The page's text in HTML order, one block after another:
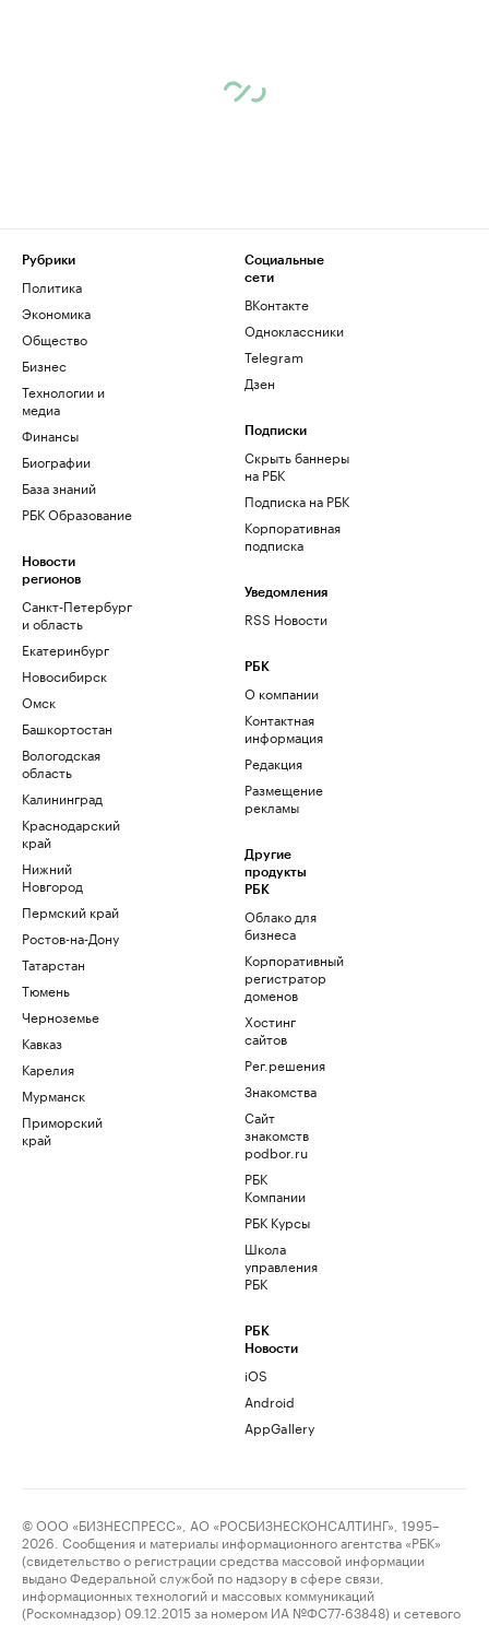
Рубрики
Политика
Экономика
Общество
Бизнес
Технологии и
медиа
Финансы
Биографии
База знаний
РБК Образование
Новости
регионов
Санкт-Петербург
и область
Екатеринбург
Новосибирск
Омск
Башкортостан
Вологодская
область
Калининград
Краснодарский
край
Нижний
Новгород
Пермский край
Ростов-на-Дону
Татарстан
Тюмень
Черноземье
Кавказ
Карелия
Мурманск
Приморский
край
Социальные
сети
ВКонтакте
Одноклассники
Telegram
Дзен
Подписки
Скрыть баннеры
на РБК
Подписка на РБК
Корпоративная
подписка
Уведомления
RSS Новости
РБК
О компании
Контактная
информация
Редакция
Размещение
рекламы
Другие
продукты
РБК
Облако для
бизнеса
Корпоративный
регистратор
доменов
Хостинг
сайтов
Рег.решения
Знакомства
Сайт
знакомств
podbor.ru
РБК
Компании
РБК Курсы
Школа
управления
РБК
РБК
Новости
iOS
Android
AppGallery
© ООО «БИЗНЕСПРЕСС», АО «РОСБИЗНЕСКОНСАЛТИНГ», 1995–
2026. Сообщения и материалы информационного агентства «РБК»
(свидетельство о регистрации средства массовой информации
выдано Федеральной службой по надзору в сфере связи,
информационных технологий и массовых коммуникаций
(Роскомнадзор) 09.12.2015 за номером ИА №ФС77-63848) и сетевого